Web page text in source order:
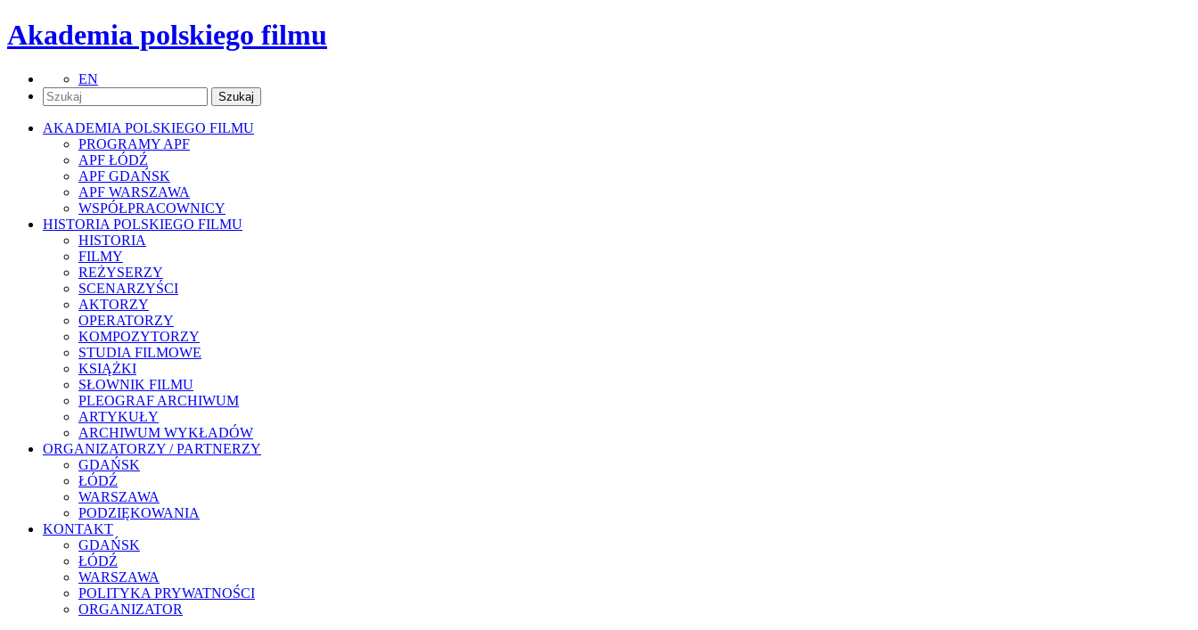
Akademia polskiego filmu
EN
AKADEMIA POLSKIEGO FILMU
PROGRAMY APF
APF ŁÓDŹ
APF GDAŃSK
APF WARSZAWA
WSPÓŁPRACOWNICY
HISTORIA POLSKIEGO FILMU
HISTORIA
FILMY
REŻYSERZY
SCENARZYŚCI
AKTORZY
OPERATORZY
KOMPOZYTORZY
STUDIA FILMOWE
KSIĄŻKI
SŁOWNIK FILMU
PLEOGRAF ARCHIWUM
ARTYKUŁY
ARCHIWUM WYKŁADÓW
ORGANIZATORZY / PARTNERZY
GDAŃSK
ŁÓDŹ
WARSZAWA
PODZIĘKOWANIA
KONTAKT
GDAŃSK
ŁÓDŹ
WARSZAWA
POLITYKA PRYWATNOŚCI
ORGANIZATOR